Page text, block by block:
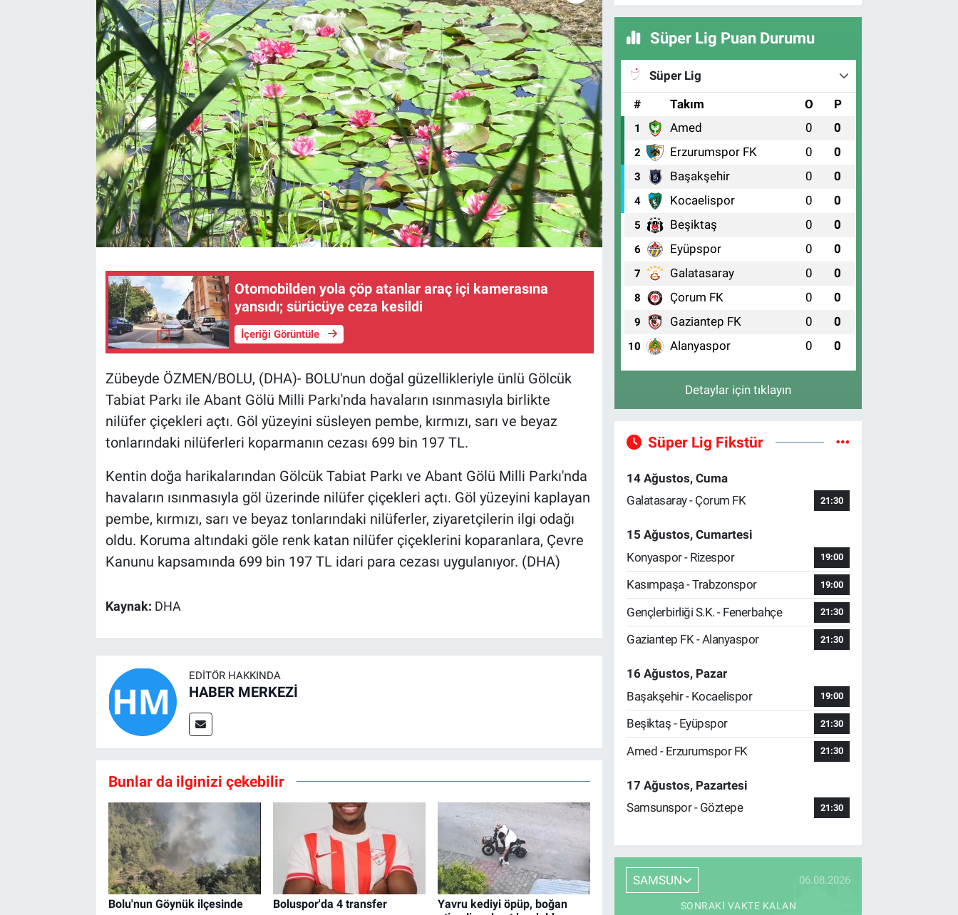
Otomobilden yola çöp atanlar araç içi kamerasına
yansıdı; sürücüye ceza kesildi
İçeriği Görüntüle
Zübeyde ÖZMEN/BOLU, (DHA)- BOLU'nun doğal güzellikleriyle ünlü Gölcük
Tabiat Parkı ile Abant Gölü Milli Parkı'nda havaların ısınmasıyla birlikte
nilüfer çiçekleri açtı. Göl yüzeyini süsleyen pembe, kırmızı, sarı ve beyaz
tonlarındaki nilüferleri koparmanın cezası 699 bin 197 TL.
Kentin doğa harikalarından Gölcük Tabiat Parkı ve Abant Gölü Milli Parkı'nda
havaların ısınmasıyla göl üzerinde nilüfer çiçekleri açtı. Göl yüzeyini kaplayan
pembe, kırmızı, sarı ve beyaz tonlarındaki nilüferler, ziyaretçilerin ilgi odağı
oldu. Koruma altındaki göle renk katan nilüfer çiçeklerini koparanlara, Çevre
Kanunu kapsamında 699 bin 197 TL idari para cezası uygulanıyor. (DHA)
Kaynak: DHA
EDITÖR HAKKINDA
HABER MERKEZİ
Bunlar da ilginizi çekebilir
Bolu'nun Göynük ilçesinde
Boluspor'da 4 transfer
Yavru kediyi öpüp, boğan
Süper Lig Puan Durumu
Süper Lig
#
Takım O P
1 Amed 0 0
2 Erzurumspor FK 0 0
3 Başakşehir 0 0
4 Kocaelispor 0 0
5 Beşiktaş 0 0
6 Eyüpspor 0 0
7 Galatasaray 0 0
8 Çorum FK 0 0
9 Gaziantep FK 0 0
10 Alanyaspor 0 0
Detaylar için tıklayın
Süper Lig Fikstür
14 Ağustos, Cuma
Galatasaray - Çorum FK
21:30
15 Ağustos, Cumartesi
Konyaspor - Rizespor
19:00
Kasımpaşa - Trabzonspor 19:00
Gençlerbirliği S.K. - Fenerbahçe 21:30
Gaziantep FK - Alanyaspor 21:30
16 Ağustos, Pazar
Başakşehir - Kocaelispor
19:00
Beşiktaş - Eyüpspor 21:30
Amed - Erzurumspor FK 21:30
17 Ağustos, Pazartesi
Samsunspor - Göztepe
21:30
SAMSUN 06.08.2026
SONRAKI VAKTE KALAN
Kültür Sanat
Bilim ve Teknoloji